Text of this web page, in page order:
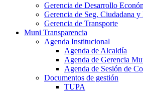
Gerencia de Desarrollo
Gerencia de Seg. Ciudadana
Gerencia de Transporte
Muni Transparencia
Agenda Institucional
Agenda de Alcaldía
Agenda de Gerencia
Agenda de Sesión de
Documentos de gestión
TUPA